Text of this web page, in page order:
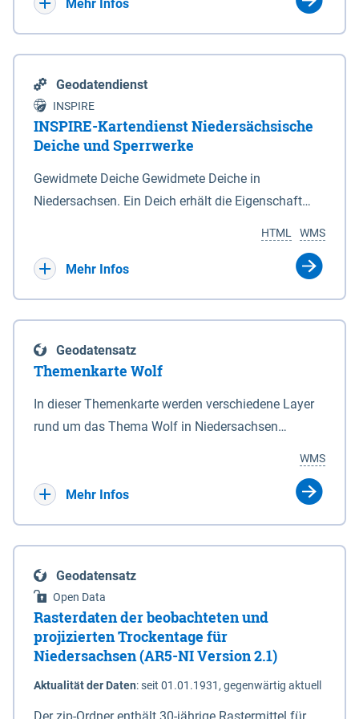
Mehr Infos
Geodatendienst
INSPIRE
INSPIRE-Kartendienst Niedersächsische
Deiche und Sperrwerke
Gewidmete Deiche Gewidmete Deiche in
Niedersachsen. Ein Deich erhält die Eigenschaft
Deichbehörde durch Verordnung ausspricht. Für
enthalten. Sperrwerke Sperrwerke sind Bauwerke
mit Sperrvorrichtungen in Tidegewässern, die dem
Schutz eines Gebietes vor erhöhten Tiden, vor allem
vor Sturmfluten, zu dienen bestimmt sind (§2 Abs.3
Eigenschaft eines Sperrwerkes durch Widmung, die
die Deichbehörde durch Verordnung ausspricht.
WMS
HTML
Mehr Infos
Geodatensatz
Themenkarte Wolf
In dieser Themenkarte werden verschiedene Layer
rund um das Thema Wolf in Niedersachsen
sowie Status der bestehenden Wolfsterritorien im
laufenden Monitoringjahr.
WMS
Mehr Infos
Geodatensatz
Open Data
Rasterdaten der beobachteten und
projizierten Trockentage für
Niedersachsen (AR5-NI Version 2.1)
Aktualität der Daten:seit 01.01.1931, gegenwärtig aktuell